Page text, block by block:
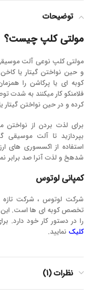
توضیحات
مولتی کلپ چیست؟
مولتی کلپ نوعی آلت
و حین نواختن گیتار یا
کوبه ای یا پرکاشن را
فلامنکو کار میکنند به شدت
کرده و در حین نواختن گیتار
برای لذت بردن از نواختن
بپردازید تا آلت موسیقی
استفاده از اکسسوری های
شدهخ و لذت آنرا صد برابر
کمپانی لوتوس
شرکت لوتوس ، شرکت تازه
تخصص کوبه ای ها است. این
را در دستور کار خود
کلیک نمایید.
نظرات (1)